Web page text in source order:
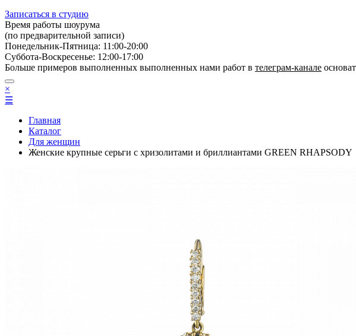
Записаться в студию
Время работы шоурума
(по предварительной записи)
Понедельник-Пятница: 11:00-20:00
Суббота-Bоcкресенье: 12:00-17:00
Больше примеров выполненных выполненных нами работ в телеграм-канале
×
☰
Главная
Каталог
Для женщин
Женские крупные серьги с хризолитами и бриллиантами GREEN RHAPSODY